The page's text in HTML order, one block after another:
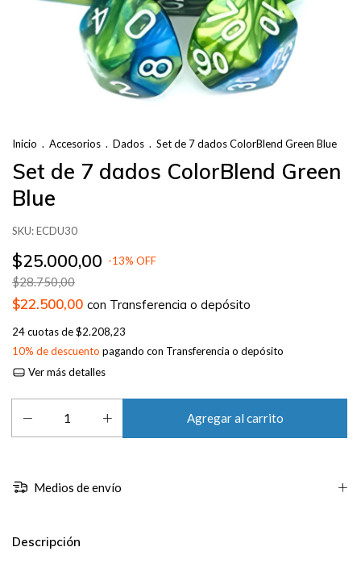
Inicio . Accesorios . Dados . Set de 7 dados ColorBlend Green Blue
Set de 7 dados ColorBlend Green
Blue
SKU:ECDU30
$25.000,00 -13% OFF
$28.750,00
$22.500,00 con Transferencia o depósito
24cuotas de$2.208,23
10% de descuento pagando con Transferencia o depósito
Ver más detalles
Medios de envío
Descripción